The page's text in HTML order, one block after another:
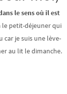
le sens où il est
le petit-déjeuner qui
car je suis une lève-
au lit le dimanche.